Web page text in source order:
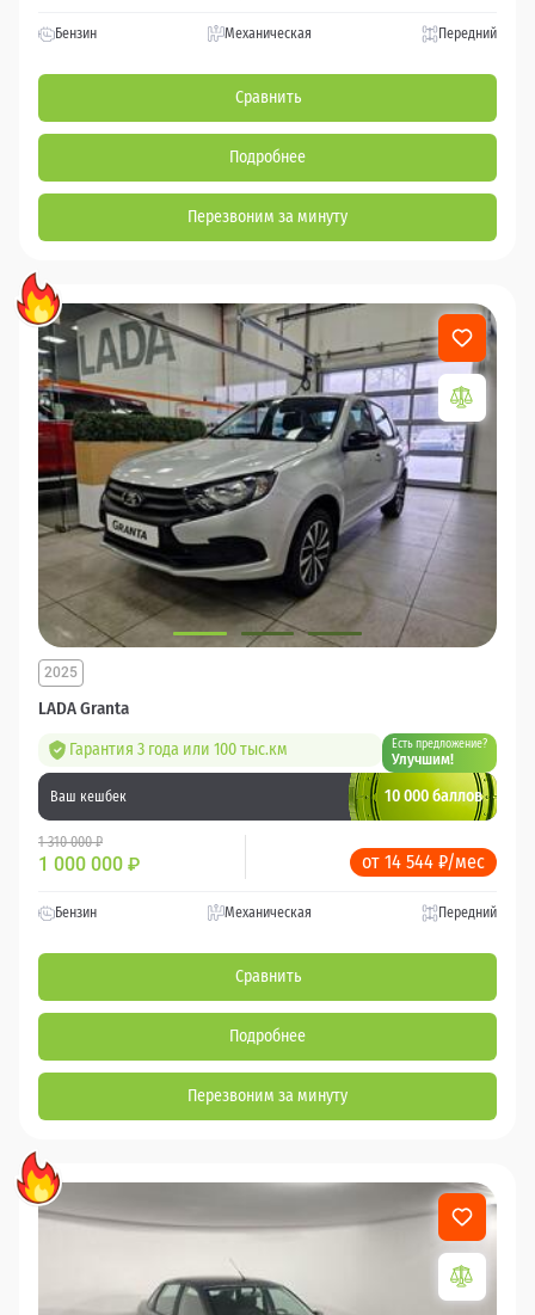
Бензин Механическая Передний
Сравнить
Подробнее
Перезвоним за минуту
LADA Granta
2025
Гарантия 3 года или 100 тыс.км Есть предложение?
Улучшим!
Ваш кешбек 10 000 баллов
1 310 000 ₽
1 000 000 ₽ от 14 544 ₽/мес
Бензин Механическая Передний
Сравнить
Подробнее
Перезвоним за минуту